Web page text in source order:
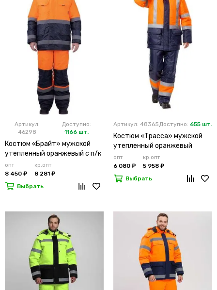
Артикул:
46298
Доступно:
1166 шт.
Костюм «Брайт» мужской
утепленный оранжевый с п/к
опт
8 450 ₽
кр.опт
8 281 ₽
Выбрать
Артикул: 48365Доступно: 655 шт.
Костюм «Трасса» мужской
утепленный оранжевый
опт
6 080 ₽
кр.опт
5 958 ₽
Выбрать